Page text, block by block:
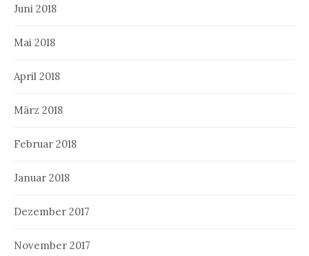
Juni 2018
Mai 2018
April 2018
März 2018
Februar 2018
Januar 2018
Dezember 2017
November 2017